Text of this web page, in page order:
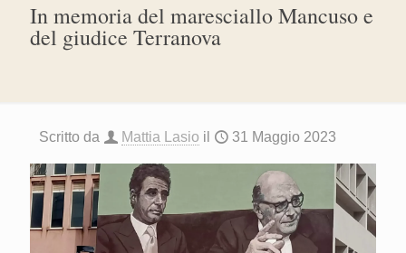
In memoria del maresciallo Mancuso e
del giudice Terranova
Scritto da Mattia Lasio il 31 Maggio 2023